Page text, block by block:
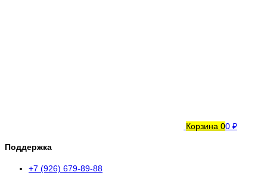
Корзина 00 ₽
Поддержка
+7 (926) 679-89-88